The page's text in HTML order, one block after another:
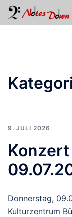
Zum
Inhalt
9. JULI 2026
Konzert
Donnerstag,
Kulturzentrum